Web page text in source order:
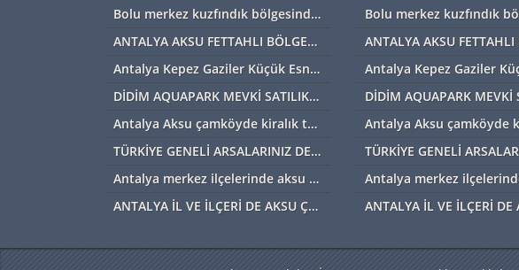
Bolu merkez kuzfındık bölgesinde satılık Devremülk kira garantili
ANTALYA AKSU FETTAHLI BÖLGESİNDE ACİL SATILIK TEK TAPU MÜSTAKİL TARLA
Antalya Kepez Gaziler Küçük Esnaf Sanayi Sİtesi Satılık Dükkan
DİDİM AQUAPARK MEVKİ SATILIK ARAZİ
Antalya Aksu çamköyde kiralık tarla ve depolar için bizi arayabilirsiniz
TÜRKİYE GENELİ ARSALARINIZ DEĞERİNDE ALINIR SATILIR TAKAS EDİLİR ARAYIN YARDIMCI OLALIM
Antalya merkez ilçelerinde aksu başta diğer ilçelerde satılık imarlı müstail tapulu arsa
ANTALYA İL VE İLÇERİ DE AKSU ÇAMKÖYDE ARSALARINIZ AYNI GÜN NAKİTE ÇEVRİLİR